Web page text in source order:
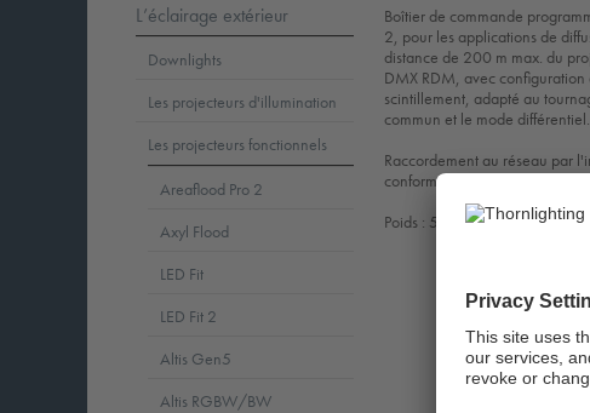
Boîtier de commande
2, pour les applications de
distance de 200 m max. du
DMX RDM, avec
scintillement, adapté au
commun et le mode différentiel.
Raccordement au réseau par
conformément aux
Poids : 5,4 kg.
GLedRePIK08
L’éclairage extérieur
Downlights
Les projecteurs d'illumination
Les projecteurs fonctionnels
Areaflood Pro 2
Axyl Flood
LED Fit
LED Fit 2
Altis Gen5
Altis RGBW/BW